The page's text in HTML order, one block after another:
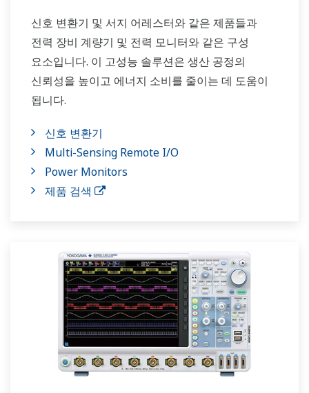
신호 변환기 및 서지 어레스터와 같은 제품들과
전력 장비 계량기 및 전력 모니터와 같은 구성
요소입니다. 이 고성능 솔루션은 생산 공정의
신뢰성을 높이고 에너지 소비를 줄이는 데 도움이
됩니다.
신호 변환기
Multi-Sensing Remote I/O
Power Monitors
제품 검색